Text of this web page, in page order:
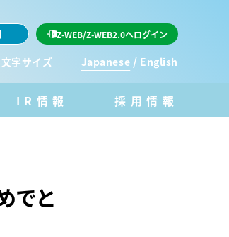
Z-WEB/Z-WEB2.0へログイン
文字サイズ Japanese / English
IR情報 採用情報
でと